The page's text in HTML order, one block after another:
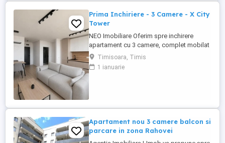
Prima Inchiriere - 3 Camere - X City
Tower
NEO Imobiliare Oferim spre inchirere
apartament cu 3 camere, complet mobilat
si utilat, situat in Complexul Xc City Tower!
Apartamentul este in curs de mobilare, are
o suprafata utila de aproximativ 71 mp +
Timisoara, Timis
1 ianuarie
Apartament nou 3 camere balcon si
parcare in zona Rahovei